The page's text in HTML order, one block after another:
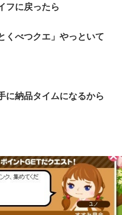
フに戻ったら
くべつクエ」やっといて
に納品タイムになるから